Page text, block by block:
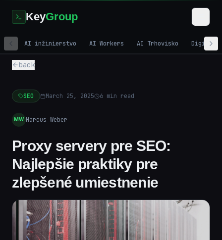
KeyGroup
AI inžinierstvo AI Workers AI Trhovisko
back
SEO March 25, 2025 6 min read
MW Marcus Weber
Proxy servery pre SEO:
Najlepšie praktiky pre
zlepšené umiestnenie